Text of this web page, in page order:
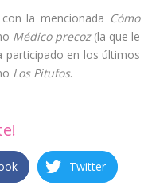
la mencionada Cómo
Médico precoz(la que le
participado en los últimos
Los Pitufos.
Twitter